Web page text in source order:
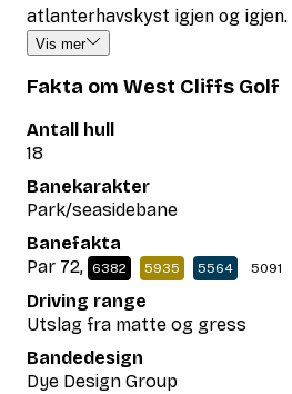
atlanterhavskyst igjen og igjen.
Vis mer
Fakta om West Cliffs Golf
Antall hull
18
Banekarakter
Park/seasidebane
Banefakta
Par 72, 6382 5935 5564 5091
Driving range
Utslag fra matte og gress
Bandedesign
Dye Design Group